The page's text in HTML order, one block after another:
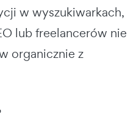
w wyszukiwarkach,
lub freelancerów nie
organicznie z